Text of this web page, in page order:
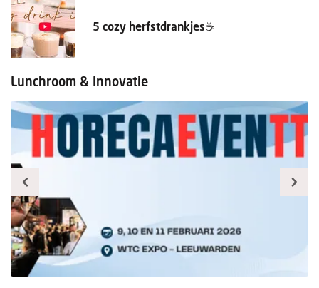
5 cozy herfstdrankjes☕️
Lunchroom & Innovatie